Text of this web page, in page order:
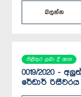
බලන්න
පිළිතුර ලබා දී ඇත
0019/2020 -
රේඩාර්